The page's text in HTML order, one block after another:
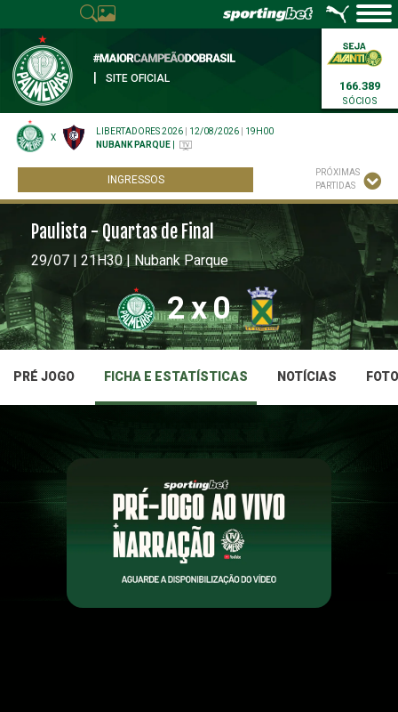
SITE OFICIAL
166.389
SÓCIOS
X
LIBERTADORES 2026 12/08/2026
19H00
NUBANK PARQUE
INGRESSOS
PRÓXIMAS
PARTIDAS
Paulista - Quartas de Final
29/07 | 21H30 | Nubank Parque
2x0
PRÉ JOGO FICHA E ESTATÍSTICAS NOTÍCIAS